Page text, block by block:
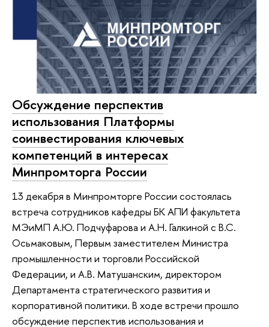
Обсуждение перспектив
использования Платформы
соинвестирования ключевых
компетенций в интересах
Минпромторга России
13 декабря в Минпромторге России состоялась
встреча сотрудников кафедры БК АПИ факультета
МЭиМП А.Ю. Подчуфарова и А.Н. Галкиной с В.С.
Осьмаковым, Первым заместителем Министра
промышленности и торговли Российской
Федерации, и А.В. Матушанским, директором
Департамента стратегического развития и
корпоративной политики. В ходе встречи прошло
обсуждение перспектив использования и